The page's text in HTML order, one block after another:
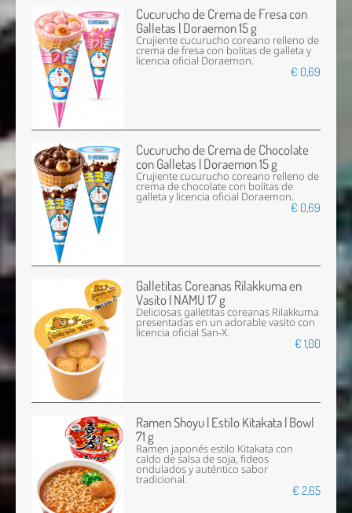
Cucurucho de Crema de Fresa con
Galletas | Doraemon 15 g
Crujiente cucurucho coreano relleno de
crema de fresa con bolitas de galleta y
licencia oficial Doraemon.
€ 0,69
Cucurucho de Crema de Chocolate
con Galletas | Doraemon 15 g
Crujiente cucurucho coreano relleno de
crema de chocolate con bolitas de
galleta y licencia oficial Doraemon.
€ 0,69
Galletitas Coreanas Rilakkuma en
Vasito | NAMU 17 g
Deliciosas galletitas coreanas Rilakkuma
presentadas en un adorable vasito con
licencia oficial San-X.
€ 1,00
Ramen Shoyu | Estilo Kitakata | Bowl
71 g
Ramen japonés estilo Kitakata con
caldo de salsa de soja, fideos
ondulados y auténtico sabor
tradicional.
€ 2,65